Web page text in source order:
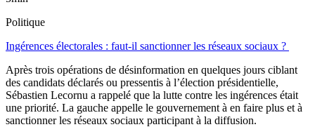
Politique
Ingérences électorales : faut-il sanctionner les réseaux sociaux ?
Après trois opérations de désinformation en quelques jours ciblant
des candidats déclarés ou pressentis à l’élection présidentielle,
Sébastien Lecornu a rappelé que la lutte contre les ingérences était
une priorité. La gauche appelle le gouvernement à en faire plus et à
sanctionner les réseaux sociaux participant à la diffusion.